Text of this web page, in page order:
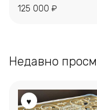
125 000 ₽
Недавно